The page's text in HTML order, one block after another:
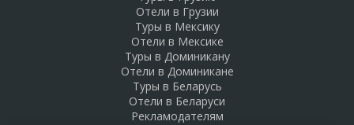
Отели в Грузии
Туры в Мексику
Отели в Мексике
Туры в Доминикану
Отели в Доминикане
Туры в Беларусь
Отели в Беларуси
Рекламодателям